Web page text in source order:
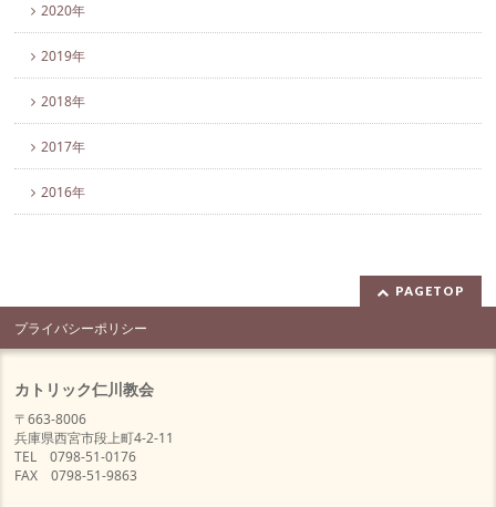
2020年
2019年
2018年
2017年
2016年
PAGETOP
プライバシーポリシー
カトリック仁川教会
〒663-8006
兵庫県西宮市段上町4-2-11
TEL 0798-51-0176
FAX 0798-51-9863